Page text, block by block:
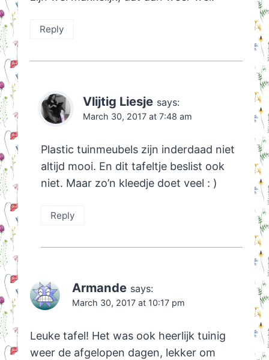
Reply
Vlijtig Liesje says:
March 30, 2017 at 7:48 am
Plastic tuinmeubels zijn inderdaad niet
altijd mooi. En dit tafeltje beslist ook
niet. Maar zo’n kleedje doet veel : )
Reply
Armande says:
March 30, 2017 at 10:17 pm
Leuke tafel! Het was ook heerlijk tuinig
weer de afgelopen dagen, lekker om